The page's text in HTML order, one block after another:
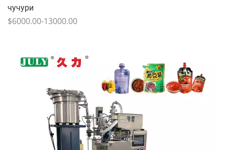
чучури
$6000.00-13000.00